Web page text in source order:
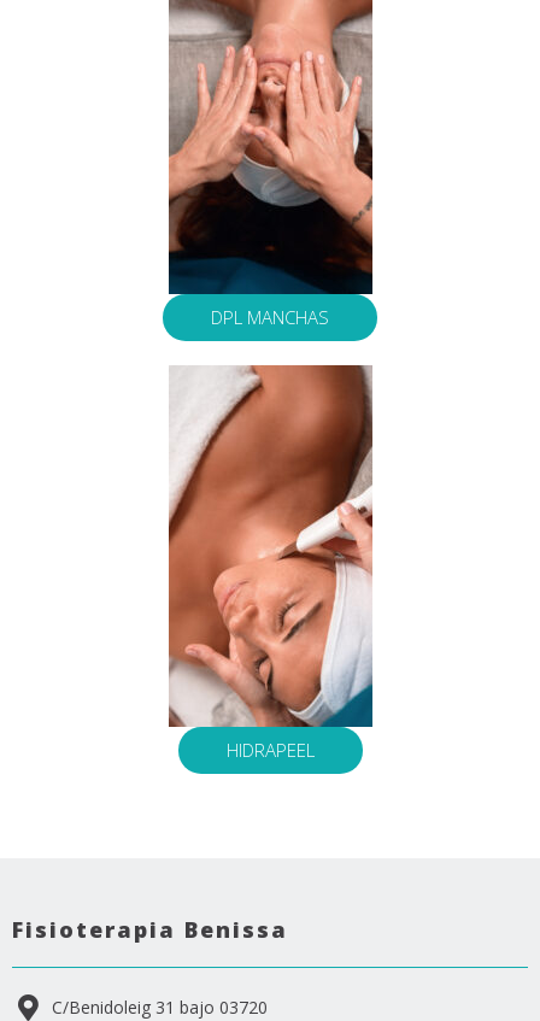
DPL MANCHAS
HIDRAPEEL
Fisioterapia Benissa
C/Benidoleig 31 bajo 03720